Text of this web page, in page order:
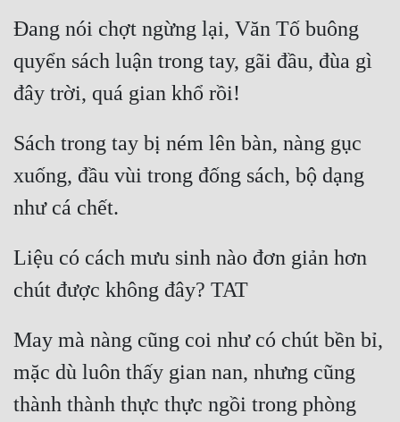
Đang nói chợt ngừng lại, Văn Tố buông
quyển sách luận trong tay, gãi đầu, đùa gì
Sách trong tay bị ném lên bàn, nàng gục
xuống, đầu vùi trong đống sách, bộ dạng
Liệu có cách mưu sinh nào đơn giản hơn
May mà nàng cũng coi như có chút bền bỉ,
mặc dù luôn thấy gian nan, nhưng cũng
thành thành thực thực ngồi trong phòng